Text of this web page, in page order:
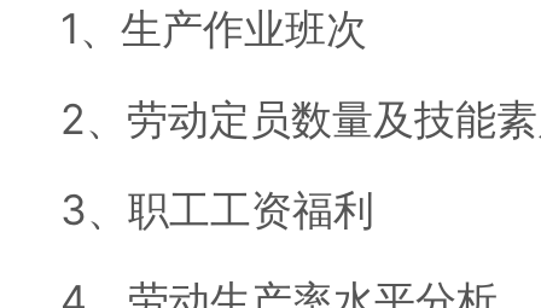
1、生产作业班次
2、劳动定员数量及技能
3、职工工资福利